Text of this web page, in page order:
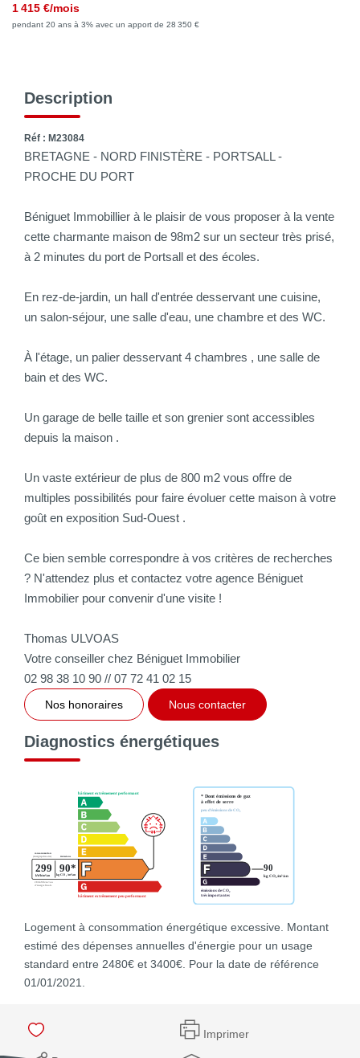
EN
1 415 €/mois
pendant 20 ans à 3% avec un apport de 28 350 €
Description
Réf : M23084
BRETAGNE - NORD FINISTÈRE - PORTSALL -
PROCHE DU PORT
Béniguet Immobillier à le plaisir de vous proposer à la vente
cette charmante maison de 98m2 sur un secteur très prisé,
à 2 minutes du port de Portsall et des écoles.
En rez-de-jardin, un hall d'entrée desservant une cuisine,
un salon-séjour, une salle d'eau, une chambre et des WC.
À l'étage, un palier desservant 4 chambres , une salle de
bain et des WC.
Un garage de belle taille et son grenier sont accessibles
depuis la maison .
Un vaste extérieur de plus de 800 m2 vous offre de
multiples possibilités pour faire évoluer cette maison à votre
goût en exposition Sud-Ouest .
Ce bien semble correspondre à vos critères de recherches
? N'attendez plus et contactez votre agence Béniguet
Immobilier pour convenir d'une visite !
Thomas ULVOAS
Votre conseiller chez Béniguet Immobilier
02 98 38 10 90 // 07 72 41 02 15
Nos honoraires Nous contacter
Diagnostics énergétiques
Logement à consommation énergétique excessive. Montant
estimé des dépenses annuelles d'énergie pour un usage
standard entre 2480€ et 3400€. Pour la date de référence
01/01/2021.
Imprimer